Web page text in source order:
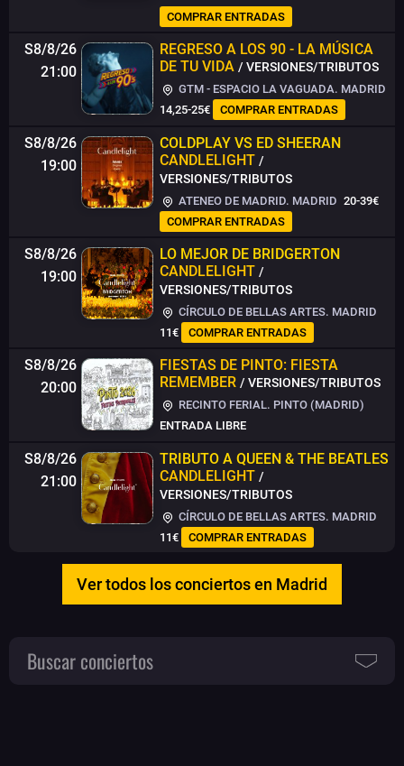
COMPRAR ENTRADAS
S8/8/26
21:00
REGRESO A LOS 90 - LA MÚSICA
DE TU VIDA / VERSIONES/TRIBUTOS
GTM - ESPACIO LA VAGUADA. MADRID
14,25-25€
COMPRAR ENTRADAS
S8/8/26
19:00
COLDPLAY VS ED SHEERAN
CANDLELIGHT /
VERSIONES/TRIBUTOS
ATENEO DE MADRID. MADRID 20-39€
COMPRAR ENTRADAS
S8/8/26
19:00
LO MEJOR DE BRIDGERTON
CANDLELIGHT /
VERSIONES/TRIBUTOS
CÍRCULO DE BELLAS ARTES. MADRID
11€
COMPRAR ENTRADAS
S8/8/26
20:00
FIESTAS DE PINTO: FIESTA
REMEMBER / VERSIONES/TRIBUTOS
RECINTO FERIAL. PINTO (MADRID)
ENTRADA LIBRE
S8/8/26
21:00
TRIBUTO A QUEEN & THE BEATLES
CANDLELIGHT /
VERSIONES/TRIBUTOS
CÍRCULO DE BELLAS ARTES. MADRID
11€
COMPRAR ENTRADAS
Ver todos los conciertos en Madrid
Buscar conciertos